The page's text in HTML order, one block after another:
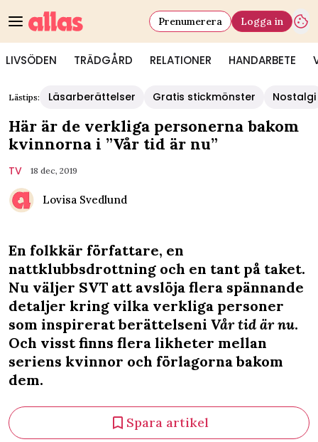
LIVSÖDEN TRÄDGÅRD RELATIONER HANDARBETE
Prenumerera Logga in
Lästips: Läsarberättelser Gratis stickmönster Nostalgi
Här är de verkliga personerna bakom
kvinnorna i ”Vår tid är nu”
TV 18 dec, 2019
Lovisa Svedlund
En folkkär författare, en
nattklubbsdrottning och en tant på taket.
Nu väljer SVT att avslöja flera spännande
detaljer kring vilka verkliga personer
som inspirerat berättelseni Vår tid är nu.
Och visst finns flera likheter mellan
seriens kvinnor och förlagorna bakom
dem.
Spara artikel